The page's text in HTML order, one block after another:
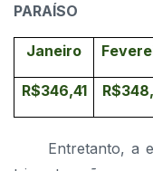
PARAÍSO
Janeiro
R$346,41
Entretanto, a